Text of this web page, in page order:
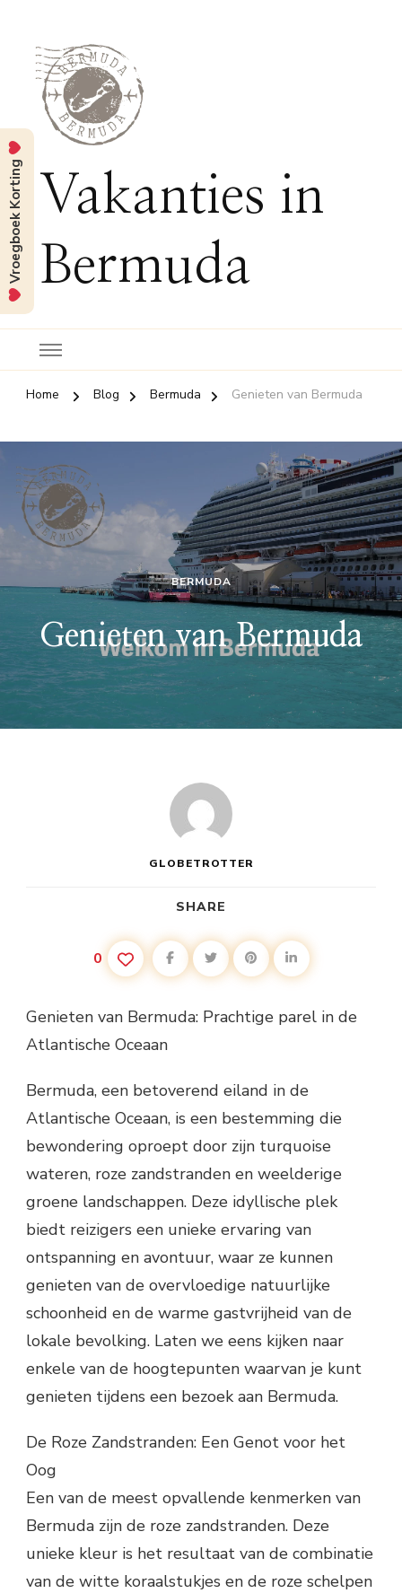
Vakanties in
Bermuda
Home Blog Bermuda Genieten van Bermuda
BERMUDA
Genieten van Bermuda
GLOBETROTTER
SHARE
0
Genieten van Bermuda: Prachtige parel in de
Atlantische Oceaan
Bermuda, een betoverend eiland in de
Atlantische Oceaan, is een bestemming die
bewondering oproept door zijn turquoise
wateren, roze zandstranden en weelderige
groene landschappen. Deze idyllische plek
biedt reizigers een unieke ervaring van
ontspanning en avontuur, waar ze kunnen
genieten van de overvloedige natuurlijke
schoonheid en de warme gastvrijheid van de
lokale bevolking. Laten we eens kijken naar
enkele van de hoogtepunten waarvan je kunt
genieten tijdens een bezoek aan Bermuda.
De Roze Zandstranden: Een Genot voor het
Oog
Een van de meest opvallende kenmerken van
Bermuda zijn de roze zandstranden. Deze
unieke kleur is het resultaat van de combinatie
van de witte koraalstukjes en de roze schelpen
Vroegboek Korting